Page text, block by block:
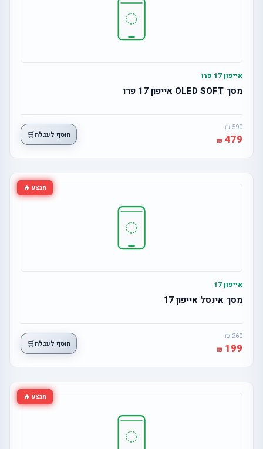
אייפון 17 פרו
מסך OLED SOFT אייפון 17 פרו
590
479 הוסף לעגלה🛒
מבצע 🔥
אייפון 17
מסך אינסל אייפון 17
260
199 הוסף לעגלה🛒
מבצע 🔥